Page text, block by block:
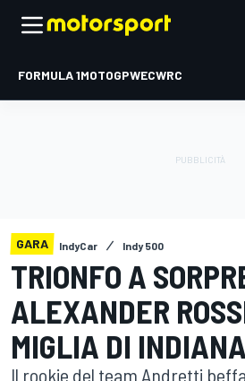
FORMULA 1MOTOGPWECWRC
GARA IndyCar Indy 500
TRIONFO A
ALEXANDER
MIGLIA DI
Il rookie del team Andretti